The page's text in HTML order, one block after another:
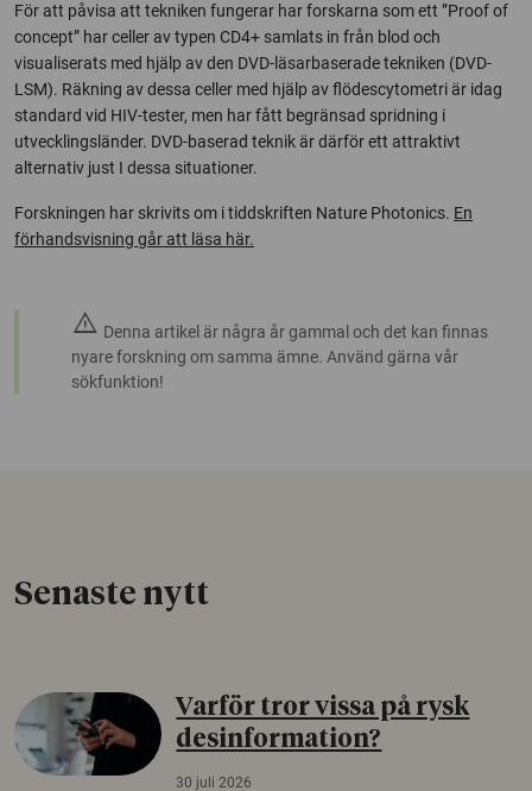
För att påvisa att tekniken fungerar har forskarna som ett ”Proof of
concept” har celler av typen CD4+ samlats in från blod och
visualiserats med hjälp av den DVD-läsarbaserade tekniken (DVD-
LSM). Räkning av dessa celler med hjälp av flödescytometri är idag
standard vid HIV-tester, men har fått begränsad spridning i
utvecklingsländer. DVD-baserad teknik är därför ett attraktivt
alternativ just I dessa situationer.
Forskningen har skrivits om i tiddskriften Nature Photonics. En
förhandsvisning går att läsa här.
warning Denna artikel är några år gammal och det kan finnas
nyare forskning om samma ämne. Använd gärna vår
sökfunktion!
Senaste nytt
Varför tror vissa på rysk
desinformation?
30 juli 2026